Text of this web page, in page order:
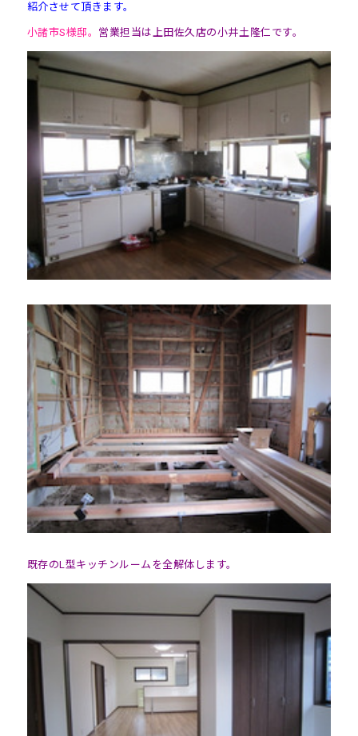
紹介させて頂きます。
小諸市S様邸。 営業担当は上田佐久店の小井土隆仁です。
既存のL型キッチンルームを全解体します。